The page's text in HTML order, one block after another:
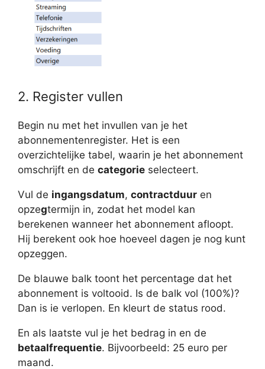
2. Register vullen
Begin nu met het invullen van je het
abonnementenregister. Het is een
overzichtelijke tabel, waarin je het abonnement
omschrijft en de categorie selecteert.
Vul de ingangsdatum, contractduur en
opzegtermijn in, zodat het model kan
berekenen wanneer het abonnement afloopt.
Hij berekent ook hoe hoeveel dagen je nog kunt
opzeggen.
De blauwe balk toont het percentage dat het
abonnement is voltooid. Is de balk vol (100%)?
Dan is ie verlopen. En kleurt de status rood.
En als laatste vul je het bedrag in en de
betaalfrequentie. Bijvoorbeeld: 25 euro per
maand.